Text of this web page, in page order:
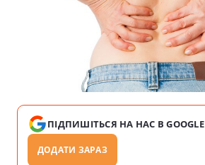
ПІДПИШІТЬСЯ НА НАС В GOOGLE
ДОДАТИ ЗАРАЗ